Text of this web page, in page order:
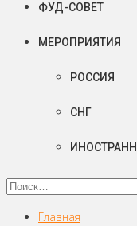
ФУД-СОВЕТ
МЕРОПРИЯТИЯ
РОССИЯ
СНГ
Найти:
Главная